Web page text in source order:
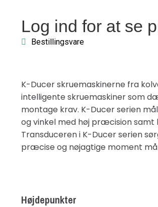
Log ind for at se
Bestillingsvare
K-Ducer skruemaskinerne fra
intelligente skruemaskiner som
montage krav. K-Ducer serien
og vinkel med høj præcision samt
Transduceren i K-Ducer serien
præcise og nøjagtige moment
Højdepunkter